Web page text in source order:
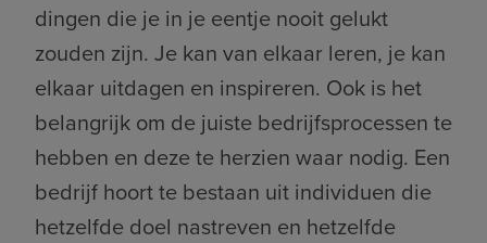
dingen die je in je eentje nooit gelukt
zouden zijn. Je kan van elkaar leren, je kan
elkaar uitdagen en inspireren. Ook is het
belangrijk om de juiste bedrijfsprocessen te
hebben en deze te herzien waar nodig. Een
bedrijf hoort te bestaan uit individuen die
hetzelfde doel nastreven en hetzelfde